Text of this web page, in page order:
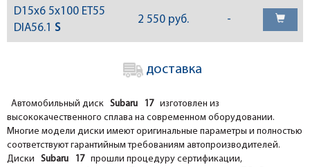
D15x6 5x100 ET55
DIA56.1 S
2 550 руб. -
доставка
Автомобильный диск Subaru 17 изготовлен из
высококачественного сплава на современном оборудовании.
Многие модели диски имеют оригинальные параметры и полностью
соответствуют гарантийным требованиям автопроизводителей.
Диски Subaru 17 прошли процедуру сертификации,